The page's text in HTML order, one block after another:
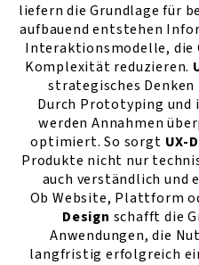
liefern die Grundlage für
aufbauend entstehen
Interaktionsmodelle, die
Komplexität reduzieren.
strategisches
Durch Prototyping
werden Annahmen
optimiert. So sorgt UX-
Produkte nicht nur
auch verständlich und
Ob Website, Plattform
Design schafft die
Anwendungen, die
langfristig erfolgreich